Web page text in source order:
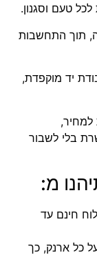
טעם וסגנון.
תוך התחשבות
יד מוקפדת,
למחיר,
בלי לשבור
מ:
חינם עד
כל ארנק, כך